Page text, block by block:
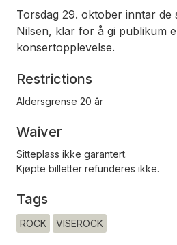
Torsdag 29. oktober inntar de
Nilsen, klar for å gi publikum
konsertopplevelse.
Restrictions
Aldersgrense 20 år
Waiver
Sitteplass ikke garantert.
Kjøpte billetter refunderes ikke.
Tags
ROCK VISEROCK